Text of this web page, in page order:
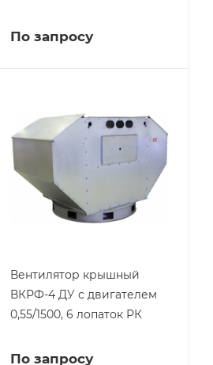
По запросу
Вентилятор крышный
ВКРФ-4 ДУ с двигателем
0,55/1500, 6 лопаток РК
По запросу